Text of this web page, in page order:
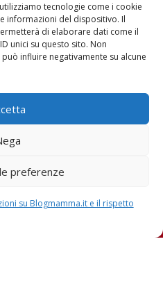
tecnologie come i cookie
informazioni del dispositivo. Il
di elaborare dati come il
unici su questo sito. Non
influire negativamente su alcune
preferenze
su Blogmamma.it e il rispetto
brevi da leggere ai